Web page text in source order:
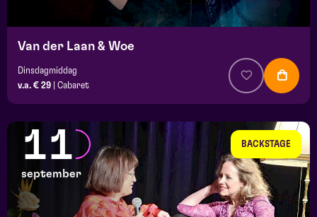
Van der Laan & Woe
Dinsdagmiddag
v.a. € 29
Cabaret
BACKSTAGE
11
september